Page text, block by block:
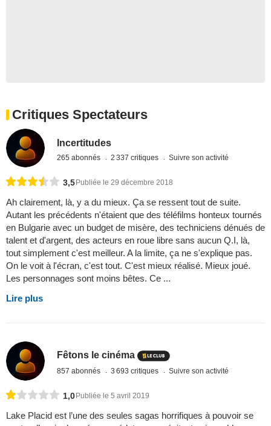
Critiques Spectateurs
Incertitudes
265 abonnés 2 337 critiques Suivre son activité
3,5 Publiée le 29 décembre 2018
Ah clairement, là, y a du mieux. Ça se ressent tout de suite.
Autant les précédents n'étaient que des téléfilms honteux tournés
en Bulgarie avec un budget de misère, des techniciens dénués de
talent et d'argent, des acteurs en roue libre sans aucun Q.I, là,
tout simplement c'est meilleur. A la limite, ça ne s'explique pas.
On le voit à l'écran, c'est tout. C'est mieux réalisé. Mieux joué.
Les personnages sont moins bêtes. Ce ...
Lire plus
Fêtons le cinéma
857 abonnés 3 693 critiques Suivre son activité
1,0Publiée le 5 avril 2019
Lake Placid est l’une des seules sagas horrifiques à pouvoir se